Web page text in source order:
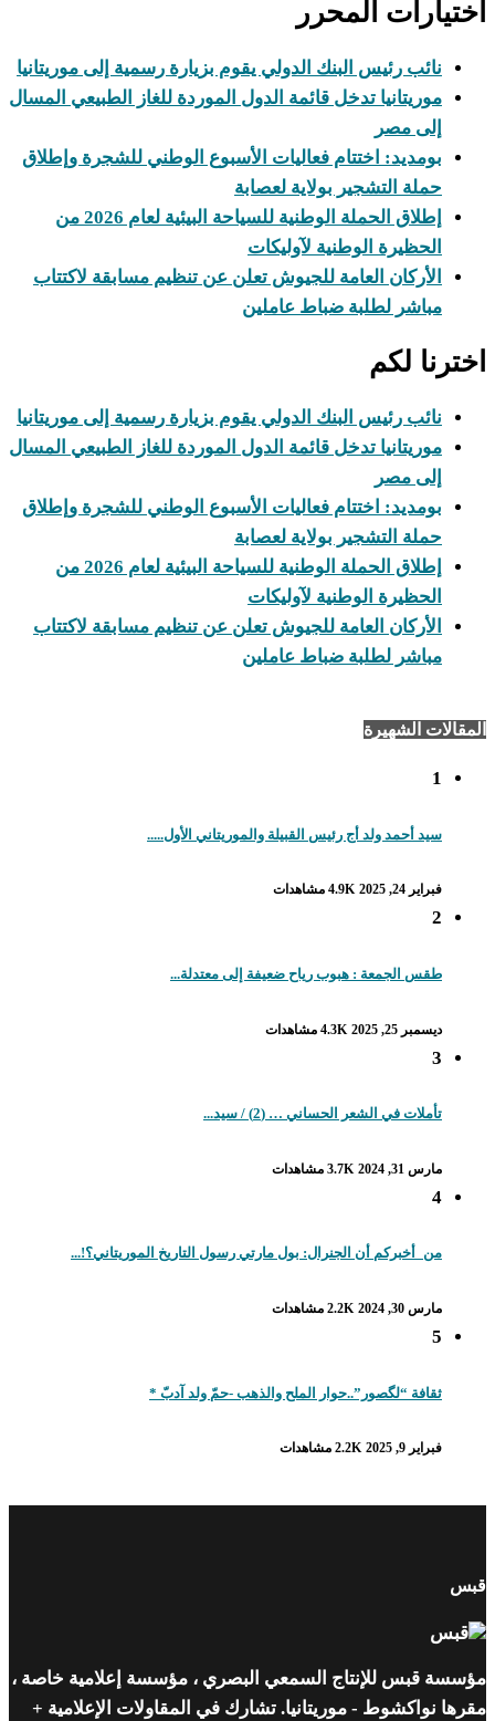
اختيارات المحرر
نائب رئيس البنك الدولي يقوم بزيارة رسمية إلى موريتانيا
موريتانيا تدخل قائمة الدول الموردة للغاز الطبيعي المسال
إلى مصر
بومديد: اختتام فعاليات الأسبوع الوطني للشجرة وإطلاق
حملة التشجير بولاية لعصابة
إطلاق الحملة الوطنية للسياحة البيئية لعام 2026 من
الحظيرة الوطنية لآوليكات
الأركان العامة للجيوش تعلن عن تنظيم مسابقة لاكتتاب
مباشر لطلبة ضباط عاملين
اخترنا لكم
نائب رئيس البنك الدولي يقوم بزيارة رسمية إلى موريتانيا
موريتانيا تدخل قائمة الدول الموردة للغاز الطبيعي المسال
إلى مصر
بومديد: اختتام فعاليات الأسبوع الوطني للشجرة وإطلاق
حملة التشجير بولاية لعصابة
إطلاق الحملة الوطنية للسياحة البيئية لعام 2026 من
الحظيرة الوطنية لآوليكات
الأركان العامة للجيوش تعلن عن تنظيم مسابقة لاكتتاب
مباشر لطلبة ضباط عاملين
المقالات الشهيرة
1
سيد أحمد ولد أج رئيس القبيلة والموريتاني الأول.....
فبراير 24, 2025 4.9K مشاهدات
2
طقس الجمعة : هبوب رياح ضعيفة إلى معتدلة...
ديسمبر 25, 2025 4.3K مشاهدات
3
تأملات في الشعر الحساني … (2) / سيد...
مارس 31, 2024 3.7K مشاهدات
4
من_أخبركم أن الجنرال: بول مارتي رسول التاريخ الموريتاني؟!...
مارس 30, 2024 2.2K مشاهدات
5
ثقافة “لگصور”..حوار الملح والذهب -حمّ ولد آدبّ *
فبراير 9, 2025 2.2K مشاهدات
قبس
مؤسسة قبس للإنتاج السمعي البصري ، مؤسسة إعلامية خاصة ،
مقرها نواكشوط - موريتانيا. تشارك في المقاولات الإعلامية +